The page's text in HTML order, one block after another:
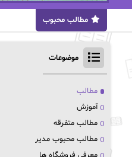
مطالب محبوب
موضوعات
مطالب
آموزش
مطالب متفرقه
مطالب محبوب مدیر